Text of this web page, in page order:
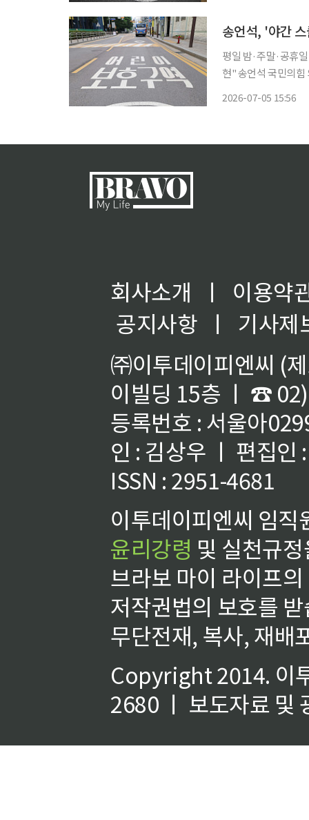
송언석, '야간
평일 밤·주말·공휴
현" 송언석 국민의힘 의원은 어린이 보호구역(스쿨존)의 제한속도를 시간대와 교통 여건에
2026-07-05 15:56
회사소개 ㅣ
이용약
공지사항
ㅣ
기사제
㈜이투데이피엔씨 (
이빌딩 15층 ㅣ ☎
등록번호 : 서울아
인 : 김상우 ㅣ 편집인
ISSN : 2951-4681
이투데이피엔씨 임
윤리강령 및 실천규
브라보 마이 라이프
저작권법의 보호를
무단전재, 복사, 재배
Copyright 2014. 이
2680 ㅣ 보도자료